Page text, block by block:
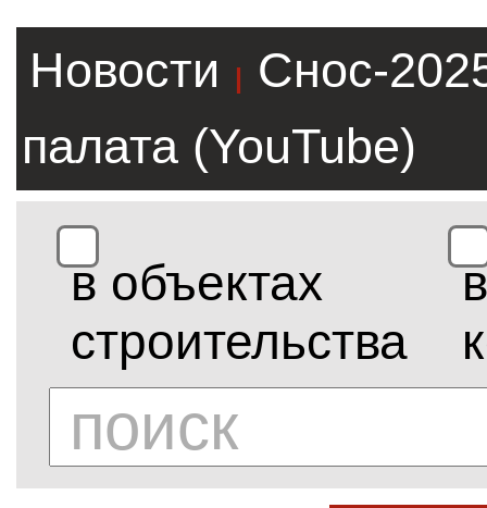
Новости |
Снос-
палата (YouTube)
в объектах
строительства
в